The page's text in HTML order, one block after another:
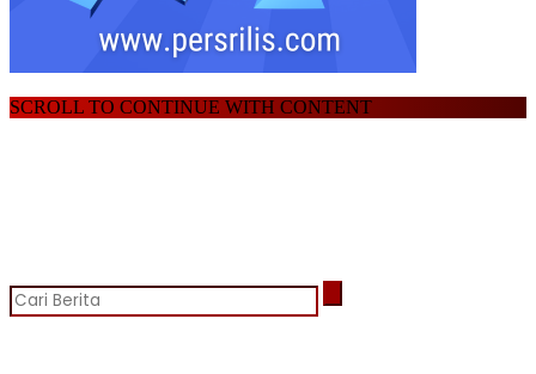
SCROLL TO CONTINUE WITH CONTENT